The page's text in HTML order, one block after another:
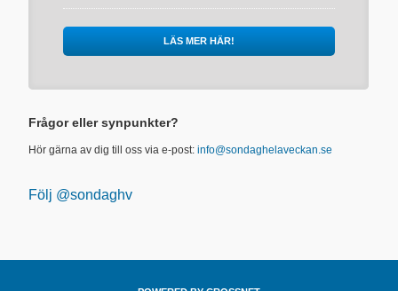
LÄS MER HÄR!
Frågor eller synpunkter?
Hör gärna av dig till oss via e-post:info@sondaghelaveckan.se
Följ @sondaghv